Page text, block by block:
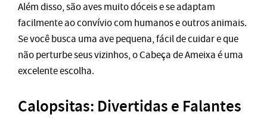
Além disso, são aves muito dóceis e se adaptam
facilmente ao convívio com humanos e outros animais.
Se você busca uma ave pequena, fácil de cuidar e que
não perturbe seus vizinhos, o Cabeça de Ameixa é uma
excelente escolha.
Calopsitas: Divertidas e Falantes